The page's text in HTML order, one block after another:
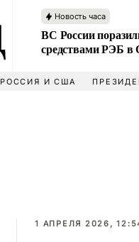
Новость часа
ВС России
средствами РЭБ в
РОССИЯ И США
1 АПРЕЛЯ 2026,